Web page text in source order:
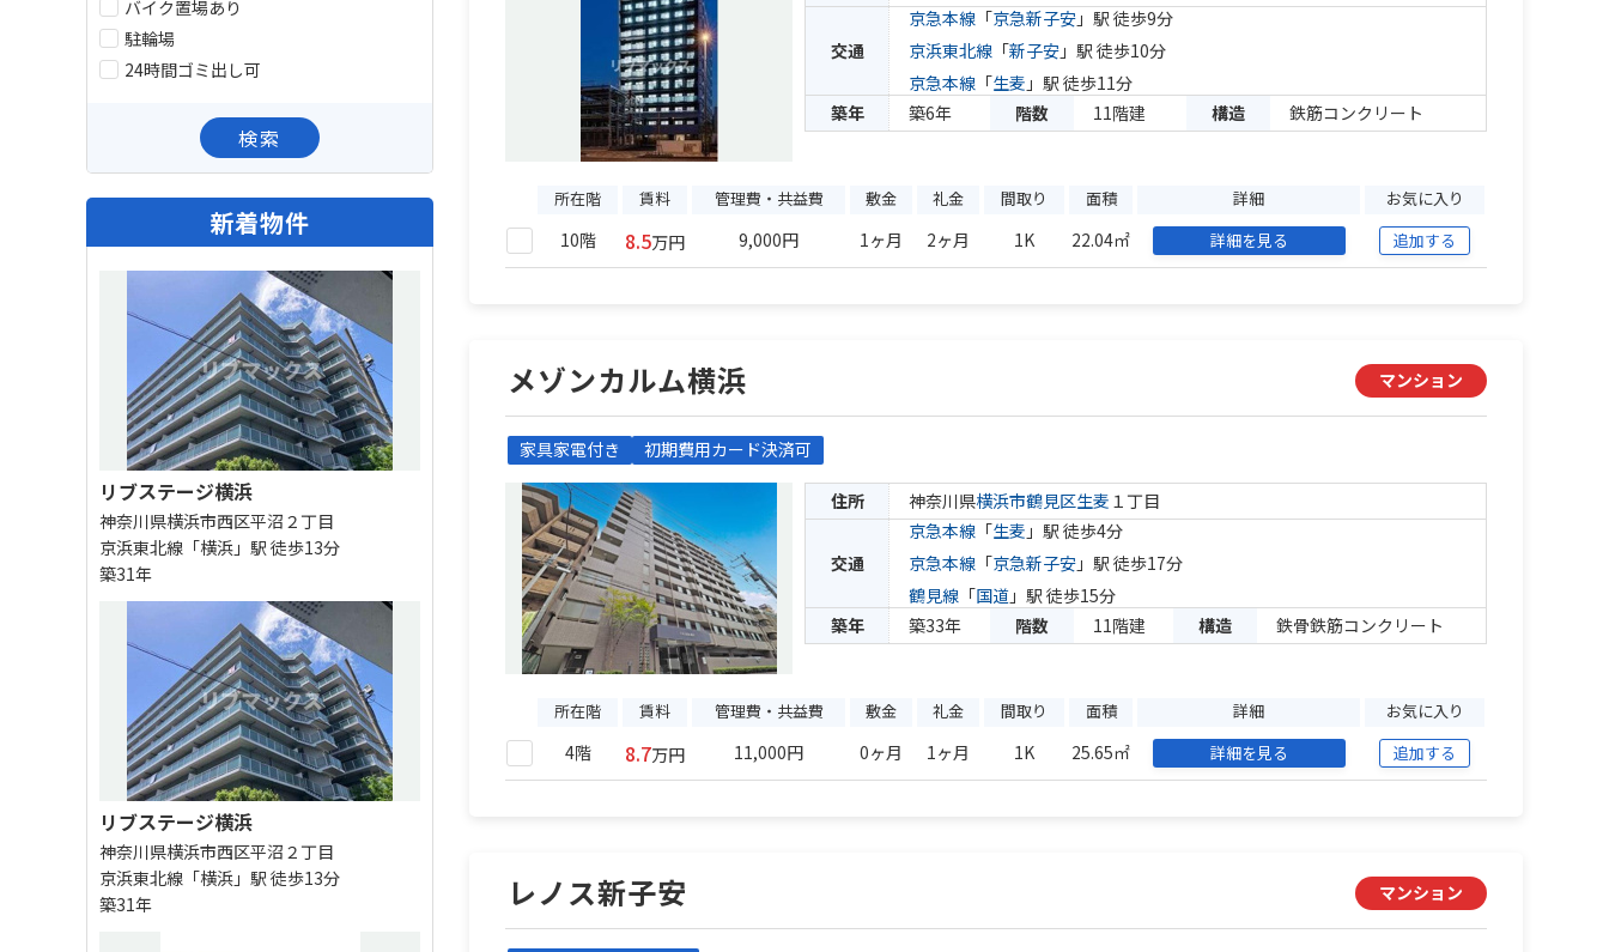
交通
京急本線 「京急新子安 」駅 徒歩9分
京浜東北線 「新子安 」駅 徒歩10分
京急本線 「生麦 」駅 徒歩11分
築年
築6年 階数 11階建 構造 鉄筋コンクリート
所在階 賃料 管理費・共益費 敷金 礼金 間取り 面積 詳細 お気に入り
10階 8.5万円 9,000円 1ヶ月 2ヶ月 1K 22.04㎡ 詳細を見る 追加する
メゾンカルム横浜 マンション
家具家電付き 初期費用カード決済可
住所 神奈川県横浜市鶴見区生麦 １丁目
交通
京急本線 「生麦 」駅 徒歩4分
京急本線 「京急新子安 」駅 徒歩17分
鶴見線 「国道 」駅 徒歩15分
築年
築33年 階数 11階建 構造 鉄骨鉄筋コンクリート
所在階 賃料 管理費・共益費 敷金 礼金 間取り 面積 詳細 お気に入り
4階 8.7万円 11,000円 0ヶ月 1ヶ月 1K 25.65㎡ 詳細を見る 追加する
レノス新子安 マンション
バイク置場あり
駐輪場
24時間ゴミ出し可
検索
新着物件
リブステージ横浜
神奈川県横浜市西区平沼２丁目
京浜東北線「横浜」駅 徒歩13分
築31年
リブステージ横浜
神奈川県横浜市西区平沼２丁目
京浜東北線「横浜」駅 徒歩13分
築31年